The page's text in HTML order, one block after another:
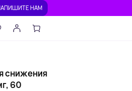
НАМ
снижения
60